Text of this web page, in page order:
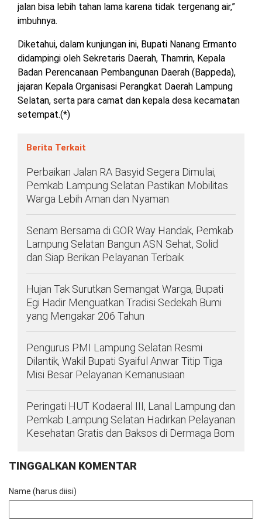
DPRD
TULANG
BARAT
DPRD
WAYKANAN
SIBER
jalan bisa lebih tahan lama karena tidak tergenang air,”
imbuhnya.
Diketahui, dalam kunjungan ini, Bupati Nanang Ermanto
didampingi oleh Sekretaris Daerah, Thamrin, Kepala
Badan Perencanaan Pembangunan Daerah (Bappeda),
jajaran Kepala Organisasi Perangkat Daerah Lampung
Selatan, serta para camat dan kepala desa kecamatan
setempat.(*)
Berita Terkait
Perbaikan Jalan RA Basyid Segera Dimulai,
Pemkab Lampung Selatan Pastikan Mobilitas
Warga Lebih Aman dan Nyaman
Senam Bersama di GOR Way Handak, Pemkab
Lampung Selatan Bangun ASN Sehat, Solid
dan Siap Berikan Pelayanan Terbaik
Hujan Tak Surutkan Semangat Warga, Bupati
Egi Hadir Menguatkan Tradisi Sedekah Bumi
yang Mengakar 206 Tahun
Pengurus PMI Lampung Selatan Resmi
Dilantik, Wakil Bupati Syaiful Anwar Titip Tiga
Misi Besar Pelayanan Kemanusiaan
Peringati HUT Kodaeral III, Lanal Lampung dan
Pemkab Lampung Selatan Hadirkan Pelayanan
Kesehatan Gratis dan Baksos di Dermaga Bom
TINGGALKAN KOMENTAR
Name (harus diisi)